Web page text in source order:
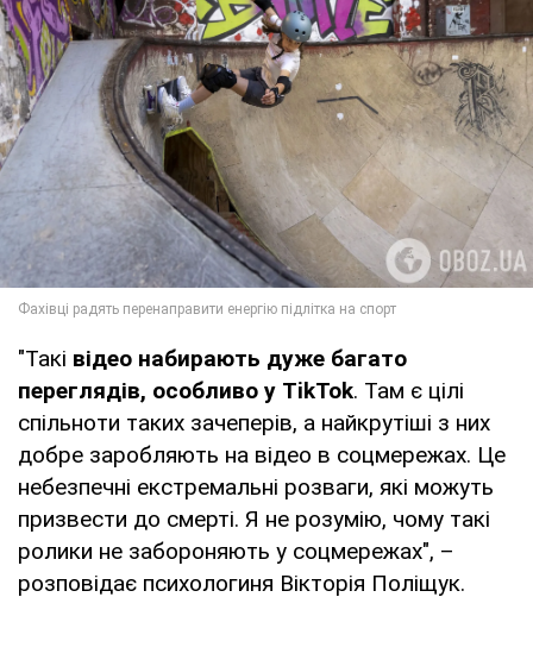
"Такі відео набирають дуже багато
переглядів, особливо у TikTok. Там є цілі
спільноти таких зачеперів, а найкрутіші з них
добре заробляють на відео в соцмережах. Це
небезпечні екстремальні розваги, які можуть
призвести до смерті. Я не розумію, чому такі
ролики не забороняють у соцмережах", –
розповідає психологиня Вікторія Поліщук.